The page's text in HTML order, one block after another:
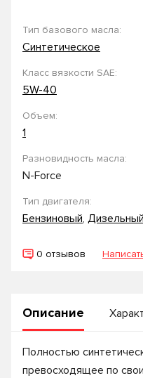
Тип базового масла:
Синтетическое
Класс вязкости SAE:
5W-40
Объем:
1
Разновидность масла:
N-Force
Тип двигателя:
Бензиновый, Дизельный
0 отзывов
Описание
Полностью
превосходящее по